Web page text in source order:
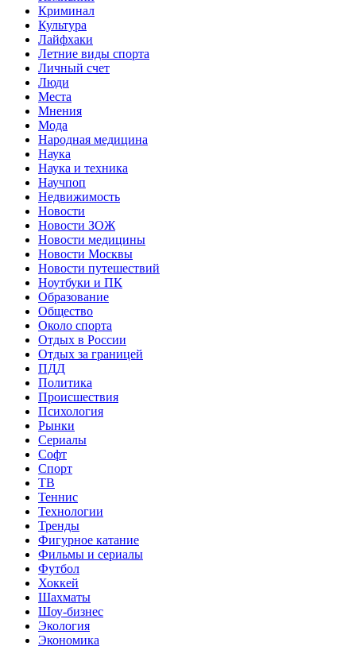
Криминал
Культура
Лайфхаки
Летние виды спорта
Личный счет
Люди
Места
Мнения
Мода
Народная медицина
Наука
Наука и техника
Научпоп
Недвижимость
Новости
Новости ЗОЖ
Новости медицины
Новости Москвы
Новости путешествий
Ноутбуки и ПК
Образование
Общество
Около спорта
Отдых в России
Отдых за границей
ПДД
Политика
Происшествия
Психология
Рынки
Сериалы
Софт
Спорт
ТВ
Теннис
Технологии
Тренды
Фигурное катание
Фильмы и сериалы
Футбол
Хоккей
Шахматы
Шоу-бизнес
Экология
Экономика